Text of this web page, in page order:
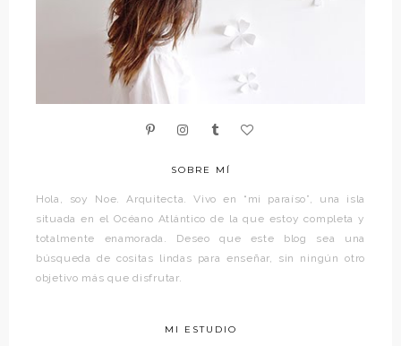
SOBRE MÍ
Hola, soy Noe. Arquitecta. Vivo en “mi paraíso”, una isla
situada en el Océano Atlántico de la que estoy completa y
totalmente enamorada. Deseo que este blog sea una
búsqueda de cositas lindas para enseñar, sin ningún otro
objetivo más que disfrutar.
MI ESTUDIO